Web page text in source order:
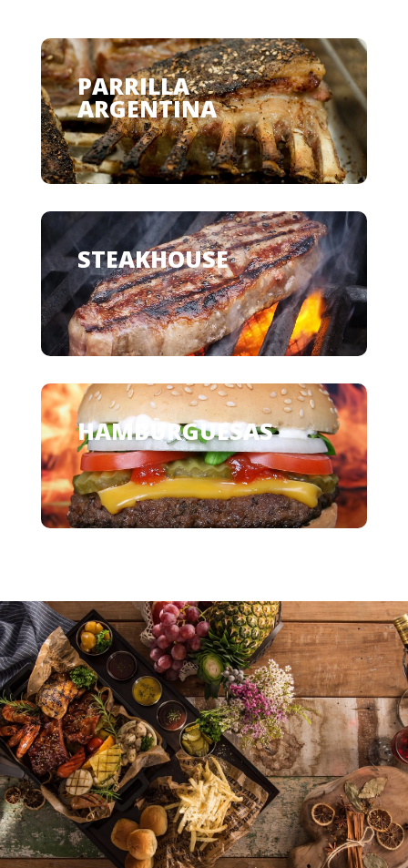
PARRILLA
ARGENTINA
STEAKHOUSE
HAMBURGUESAS